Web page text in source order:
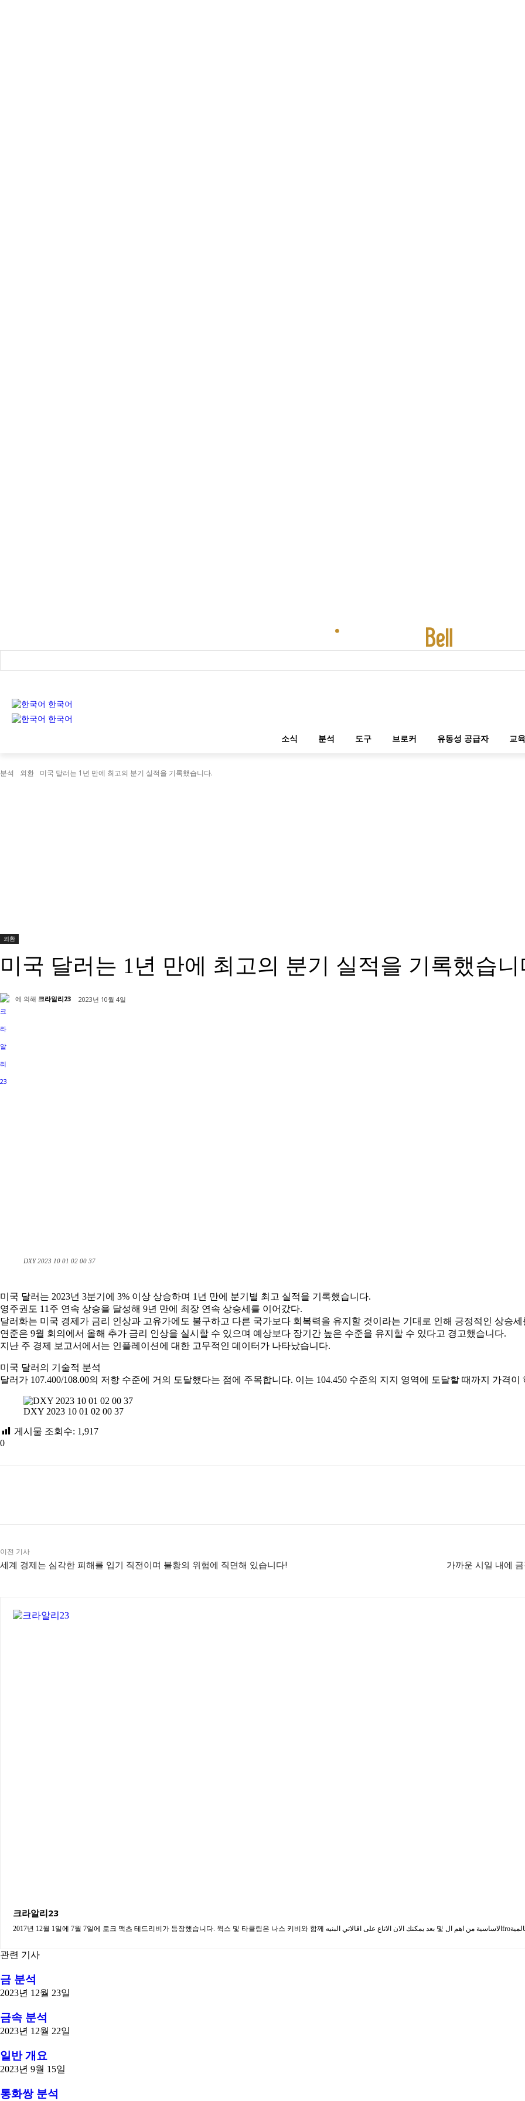
한국어
한국어
소식 분석 도구 브로커 유동성 공급자 교육
분석 외환 미국 달러는 1년 만에 최고의 분기 실적을 기록했습니다.
외환
미국 달러는 1년 만에 최고의 분기 실적을 기록했습니
에 의해 크라알리23 2023년 10월 4일
DXY 2023 10 01 02 00 37
미국 달러는 2023년 3분기에 3% 이상 상승하며 1년 만에 분기별 최고 실적을 기록했습니다.
영주권도 11주 연속 상승을 달성해 9년 만에 최장 연속 상승세를 이어갔다.
달러화는 미국 경제가 금리 인상과 고유가에도 불구하고 다른 국가보다 회복력을 유지할 것이라는 기대로 인해 긍정적인 상승
연준은 9월 회의에서 올해 추가 금리 인상을 실시할 수 있으며 예상보다 장기간 높은 수준을 유지할 수 있다고 경고했습니다.
지난 주 경제 보고서에서는 인플레이션에 대한 고무적인 데이터가 나타났습니다.
미국 달러의 기술적 분석
달러가 107.400/108.00의 저항 수준에 거의 도달했다는 점에 주목합니다. 이는 104.450 수준의 지지 영역에 도달할 때까지 가격
DXY 2023 10 01 02 00 37
게시물 조회수: 1,917
0
이전 기사
세계 경제는 심각한 피해를 입기 직전이며 불황의 위험에 직면해 있습니다! 가까운 시일 내에
크라알리23
관련 기사
금 분석
2023년 12월 23일
금속 분석
2023년 12월 22일
일반 개요
2023년 9월 15일
통화쌍 분석